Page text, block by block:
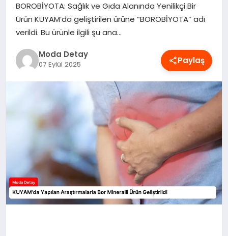
SPOR
TEKNOLOJI
BOROBİYOTA: Sağlık ve Gıda Alanında Yenilikçi Bir
Ürün KUYAM’da geliştirilen ürüne “BOROBİYOTA” adı
verildi. Bu ürünle ilgili şu ana…
Moda Detay
07 Eylül 2025 Paylaş